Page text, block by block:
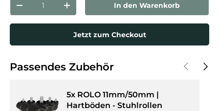
Menge verringernMenge erhöhenIn den Warenkorb
Jetzt zum Checkout
Passendes Zubehör Vorherige
5x ROLO 11mm/50mm |
Hartböden - Stuhlrollen